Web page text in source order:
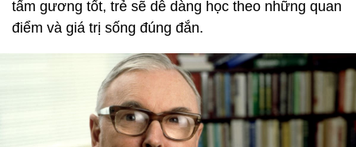
tấm gương tốt, trẻ sẽ dễ dàng học theo những quan
điểm và giá trị sống đúng đắn.